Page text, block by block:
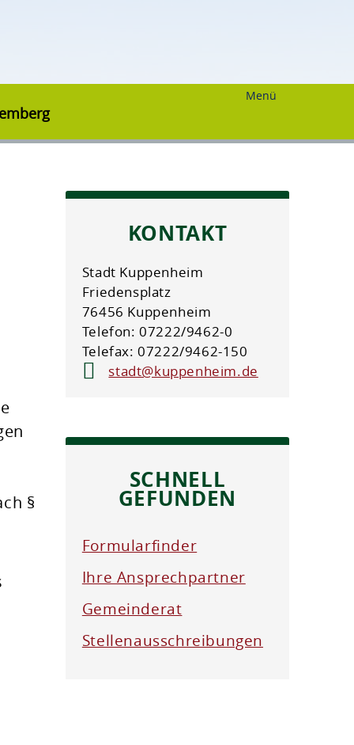
Menü
§
KONTAKT
Stadt Kuppenheim
Friedensplatz
76456 Kuppenheim
Telefon: 07222/9462-0
Telefax: 07222/9462-150
stadt@kuppenheim.de
SCHNELL
GEFUNDEN
Formularfinder
Ihre Ansprechpartner
Gemeinderat
Stellenausschreibungen